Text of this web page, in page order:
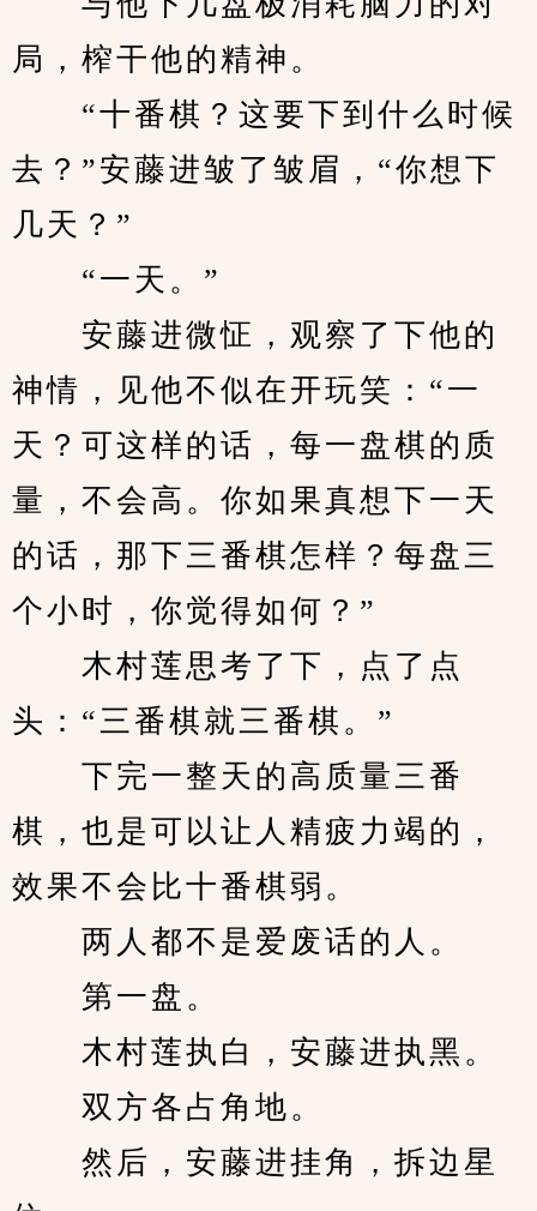
局，榨干他的精神。
“十番棋？这要下到什么时候
去？”安藤进皱了皱眉，“你想下
几天？”
“一天。”
安藤进微怔，观察了下他的
神情，见他不似在开玩笑：“一
天？可这样的话，每一盘棋的质
量，不会高。你如果真想下一天
的话，那下三番棋怎样？每盘三
个小时，你觉得如何？”
木村莲思考了下，点了点
头：“三番棋就三番棋。”
下完一整天的高质量三番
棋，也是可以让人精疲力竭的，
效果不会比十番棋弱。
两人都不是爱废话的人。
第一盘。
木村莲执白，安藤进执黑。
双方各占角地。
然后，安藤进挂角，拆边星